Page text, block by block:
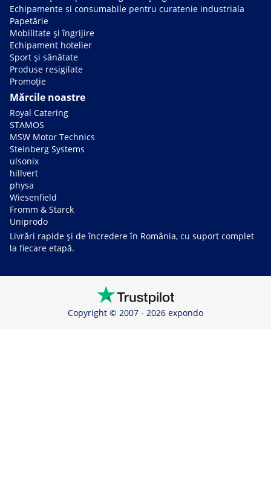
Echipamente si consumabile pentru curatenie industriala
Papetărie
Mobilitate și îngrijire
Echipament hotelier
Sport și sănătate
Produse resigilate
Promoție
Mărcile noastre
Royal Catering
STAMOS
MSW Motor Technics
Steinberg Systems
ulsonix
hillvert
physa
Wiesenfield
Fromm & Starck
Uniprodo
Livrări rapide și de încredere în România, cu suport complet
la fiecare etapă.
Copyright © 2007 - 2026 expondo